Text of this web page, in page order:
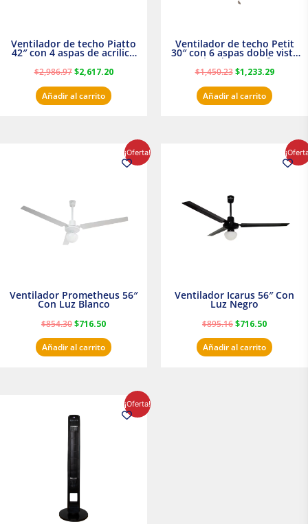
Ventilador de techo Piatto
42″ con 4 aspas de acrilico
transparente
$2,986.97 $2,617.20
Añadir al carrito
Ventilador de techo Petit
30″ con 6 aspas doble vista
Satinado Masterfan
$1,450.23 $1,233.29
Añadir al carrito
¡Oferta!
Ventilador Prometheus 56″
Con Luz Blanco
$854.30$716.50
precio
actual
Añadir al carrito
Ventilador Icarus 56″ Con
Luz Negro
$895.16$716.50
precio
actual
Añadir al carrito
¡Oferta!
original
era:
precio
actual